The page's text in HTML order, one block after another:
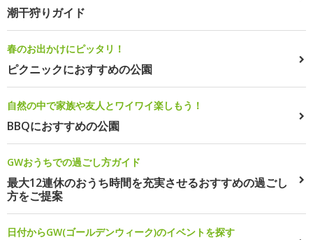
潮干狩りガイド
春のお出かけにピッタリ！
ピクニックにおすすめの公園
自然の中で家族や友人とワイワイ楽しもう！
BBQにおすすめの公園
GWおうちでの過ごし方ガイド
最大12連休のおうち時間を充実させるおすすめの過ごし
方をご提案
日付からGW(ゴールデンウィーク)のイベントを探す